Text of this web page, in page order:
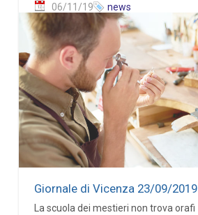
06/11/19 news
Giornale di Vicenza 23/09/2019
La scuola dei mestieri non trova orafi